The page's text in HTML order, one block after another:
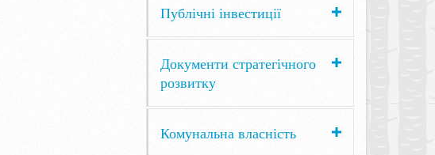
Публічні інвестиції
Документи стратегічного
розвитку
Комунальна власність